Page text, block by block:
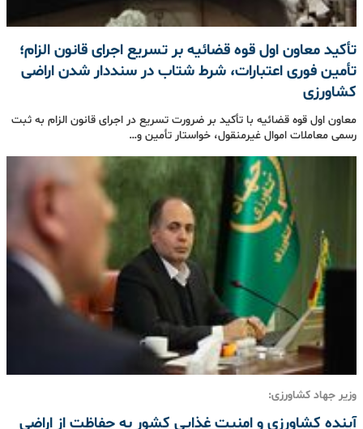
تأکید معاون اول قوه قضائیه بر تسریع اجرای قانون الزام؛
تأمین فوری اعتبارات، شرط شتاب در سنددار شدن اراضی
کشاورزی
معاون اول قوه قضائیه با تأکید بر ضرورت تسریع در اجرای قانون الزام به ثبت
رسمی معاملات اموال غیرمنقول، خواستار تأمین و…
وزیر جهاد کشاورزی:
آینده کشاورزی و امنیت غذایی کشور به حفاظت از اراضی